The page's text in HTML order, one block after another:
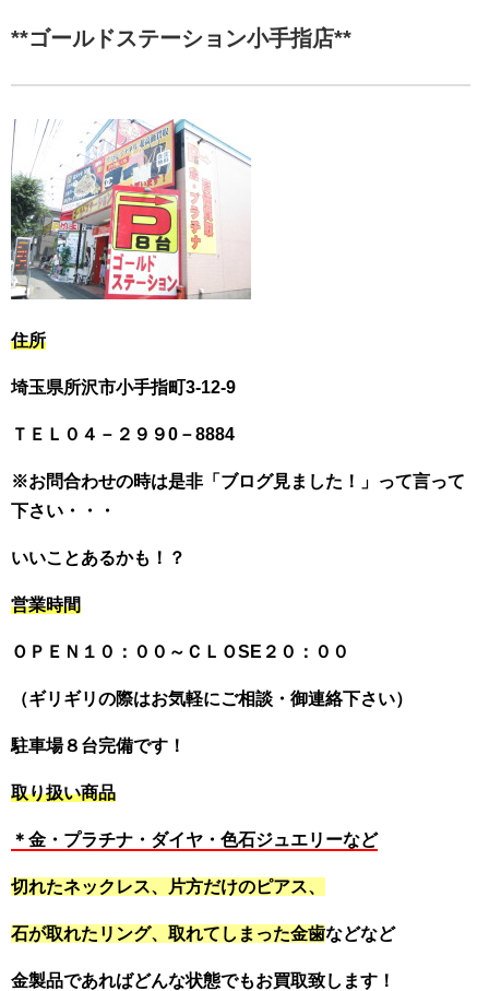
**ゴールドステーション小手指店**
住所
埼玉県所沢市小手指町3-12-9
ＴＥＬ０４－２９９0－8884
※お問合わせの時は是非「ブログ見ました！」って言って
下さい・・・
いいことあるかも！？
営業時間
ＯＰＥＮ１０：００～ＣＬＯSE２０：００
（ギリギリの際はお気軽にご相談・御連絡下さい）
駐車場８台完備です！
取り扱い商品
＊金・プラチナ・ダイヤ・色石ジュエリーなど
切れたネックレス、片方だけのピアス、
石が取れたリング、取れてしまった金歯などなど
金製品であればどんな状態でもお買取致します！